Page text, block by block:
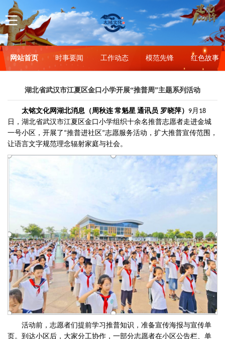
网站首页 时事要闻 工作动态 模范先锋 红色故事
湖北省武汉市江夏区金口小学开展“推普周”主题系列活动
太铭文化网湖北消息（周秋连 常魁星 通讯员 罗晓萍） 9 月 18
日，湖北省武汉市江夏区金口小学组织十余名推普志愿者走进金城
一号小区，开展了 “推普进社区”志愿服务活动，扩大推普宣传范围，
让语言文字规范理念辐射家庭与社会。
活动前，志愿者们提前学习推普知识，准备宣传海报与宣传单
页。到达小区后，大家分工协作，一部分志愿者在小区公告栏、单